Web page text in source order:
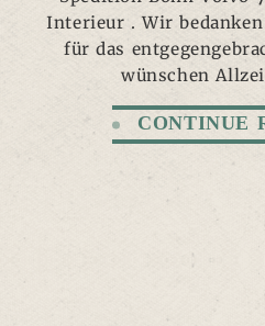
Interieur . Wir
für das
wünschen
CONTINUE